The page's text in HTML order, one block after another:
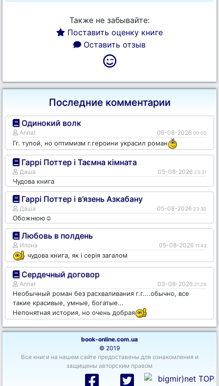
Также не забывайте:
Поставить оценку книге
Оставить отзыв
Последние комментарии
Одинокий волк
Annat 06-08-2026 00:00
Гг. тупой, но оптимизм г.героини украсил роман
Гаррі Поттер і Таємна кімната
Даша 05-08-2026 23:31
Чудова книга
Гаррі Поттер і в’язень Азкабану
Даша 05-08-2026 23:30
Обожнюю☺️
Любовь в полдень
Илона 05-08-2026 11:43
чудова книга, як і серія загалом
Сердечный договор
Annat 03-08-2026 21:29
Необычный роман без расхваливания г.г....обычно, все
такие красивые, умные, богатые...
Непонятная история, но очень добрая
book-online.com.ua
© 2019
Все книги на нашем сайте предоставены для ознакомления и
защищены авторским правом